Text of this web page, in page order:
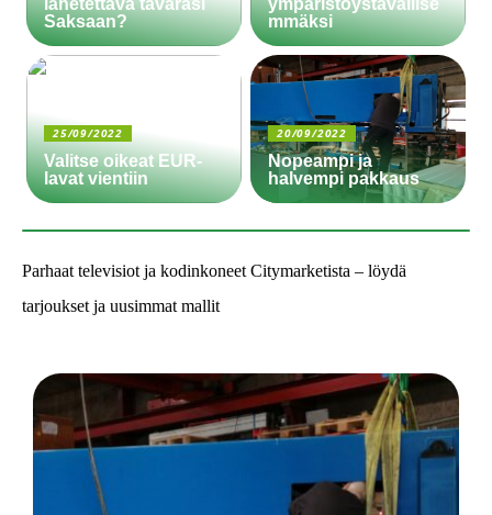
lähetettävä tavarasi
Saksaan?
ympäristöystävällise
mmäksi
25/09/2022
Valitse oikeat EUR-
lavat vientiin
20/09/2022
Nopeampi ja
halvempi pakkaus
Parhaat televisiot ja kodinkoneet Citymarketista – löydä
tarjoukset ja uusimmat mallit